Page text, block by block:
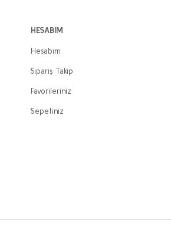
HESABIM
Hesabım
Sipariş Takip
Favorileriniz
Sepetiniz